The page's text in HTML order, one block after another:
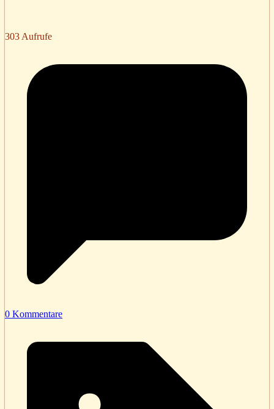
303 Aufrufe
0 Kommentare